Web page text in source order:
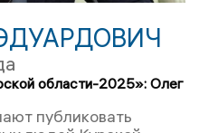
области-2025»: Олег
публиковать